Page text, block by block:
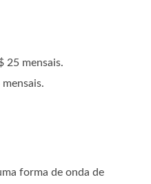
25 mensais.
forma de onda de